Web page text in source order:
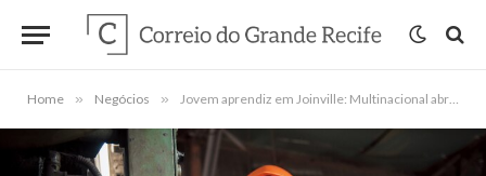
Home » Negócios » Jovem aprendiz em Joinville: Multinacional abre processo seletivo